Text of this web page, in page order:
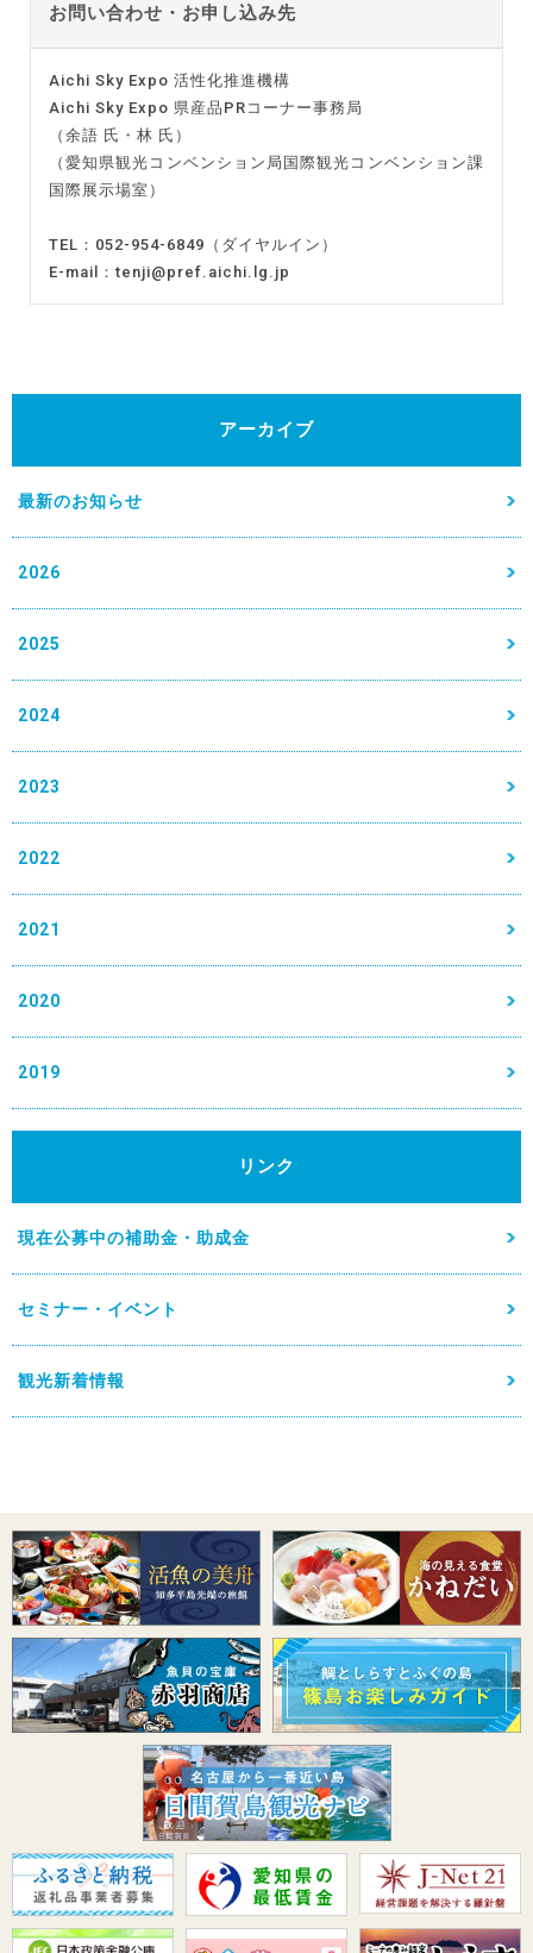
お問い合わせ・お申し込み先
Aichi Sky Expo 活性化推進機構
Aichi Sky Expo 県産品PRコーナー事務局
（余語 氏・林 氏）
（愛知県観光コンベンション局国際観光コンベンション課
国際展示場室）
TEL：052-954-6849（ダイヤルイン）
E-mail：tenji@pref.aichi.lg.jp
アーカイブ
最新のお知らせ
2026
2025
2024
2023
2022
2021
2020
2019
リンク
現在公募中の補助金・助成金
セミナー・イベント
観光新着情報